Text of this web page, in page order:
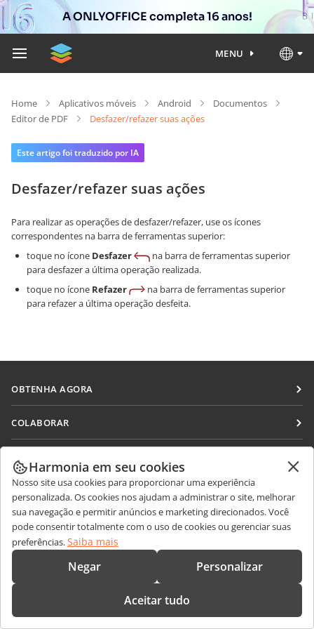
A ONLYOFFICE completa 16 anos!
MENU
Home Aplicativos móveis Android
Documentos
Editor de PDF
Desfazer/refazer suas ações
Este artigo foi traduzido por IA
Desfazer/refazer suas ações
Para realizar as operações de desfazer/refazer, use os ícones
correspondentes na barra de ferramentas superior:
toque no ícone Desfazer
na barra de ferramentas superior
para desfazer a última operação realizada.
toque no ícone Refazer
na barra de ferramentas superior
para refazer a última operação desfeita.
OBTENHA AGORA
Workspace
Conectores
Aplicativos para desktop
Aplicativos móveis
COLABORAR
Para colaboradores
Para tradutores
Para influenciadores
Vagas
Blog
OBTER AJUDA
Fórum
Cursos de treinamento
White papers
Formulário de contato de suporte
CONTATE-NOS
Perguntas sobre vendassales@onlyoffice.com
Consultas de parceiros
partners@onlyoffice.com
press@onlyoffice.com
Solicite uma ligação
© Ascensio System SIA 2026. Todos os direitos reservados.
Harmonia em seu cookies
Nosso site usa cookies para proporcionar uma experiência
personalizada. Os cookies nos ajudam a administrar o site, melhorar
sua navegação e permitir anúncios e marketing direcionados. Você
pode consentir totalmente com o uso de cookies ou gerenciar suas
preferências.Saiba mais
Negar Personalizar
Aceitar tudo